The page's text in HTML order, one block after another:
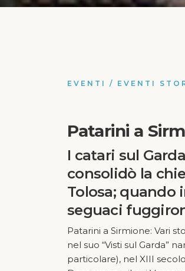
EVENTI / EVENTI
Patarini a
I catari sul
consolidò la
Tolosa; quando
seguaci
Patarini a Sirmione: Vari
nel suo “Visti sul Garda”
particolare), nel XIII